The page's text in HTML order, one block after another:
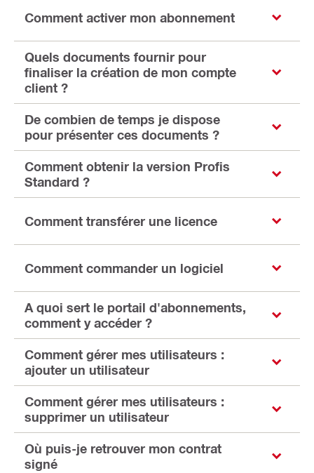
Comment activer mon abonnement
Quels documents fournir pour
finaliser la création de mon compte
client ?
De combien de temps je dispose
pour présenter ces documents ?
Comment obtenir la version Profis
Standard ?
Comment transférer une licence
Comment commander un logiciel
A quoi sert le portail d'abonnements,
comment y accéder ?
Comment gérer mes utilisateurs :
ajouter un utilisateur
Comment gérer mes utilisateurs :
supprimer un utilisateur
Où puis-je retrouver mon contrat
signé